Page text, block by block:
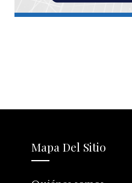
Mapa Del Sitio